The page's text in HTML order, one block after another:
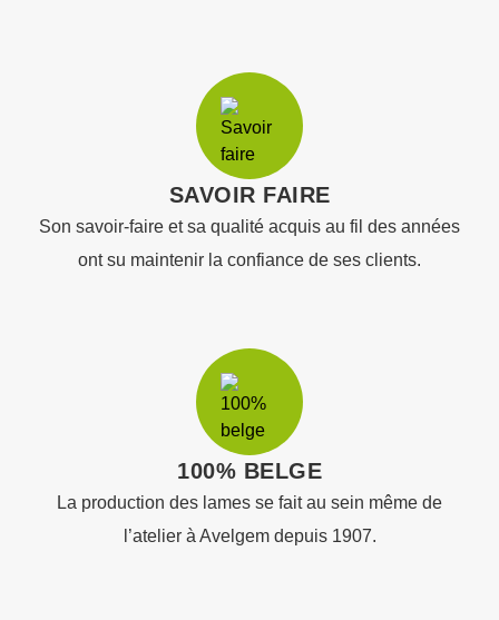
SAVOIR FAIRE
Son savoir-faire et sa qualité acquis au fil des années
ont su maintenir la confiance de ses clients.
100% BELGE
La production des lames se fait au sein même de
l’atelier à Avelgem depuis 1907.